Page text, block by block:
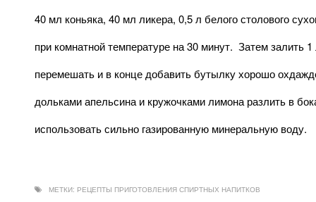
40 мл коньяка, 40 мл ликера, 0,5 л белого столового
при комнатной температуре на 30 минут. Затем залить
перемешать и в конце добавить бутылку хорошо
дольками апельсина и кружочками лимона разлить в
использовать сильно газированную минеральную воду.
МЕТКИ: РЕЦЕПТЫ ПРИГОТОВЛЕНИЯ СПИРТНЫХ НАПИТКОВ